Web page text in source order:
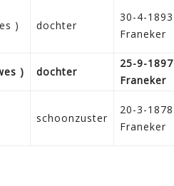
) dochter
30-4-1893
Franeker
) dochter
25-9-1897
Franeker
schoonzuster
20-3-1878
Franeker